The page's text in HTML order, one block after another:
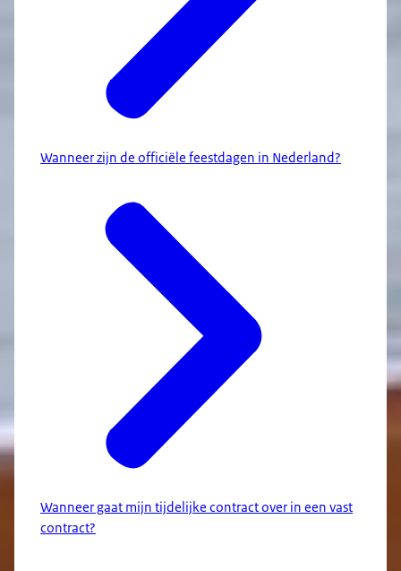
Wanneer zijn de officiële feestdagen in Nederland?
Wanneer gaat mijn tijdelijke contract over in een vast
contract?